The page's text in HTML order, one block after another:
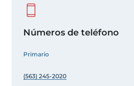
Números de teléfono
Primario
(563) 245-2020